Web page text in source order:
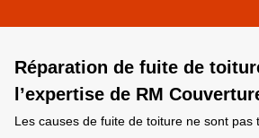
Réparation de fuite de
l’expertise de RM
Les causes de fuite de toiture ne sont pas